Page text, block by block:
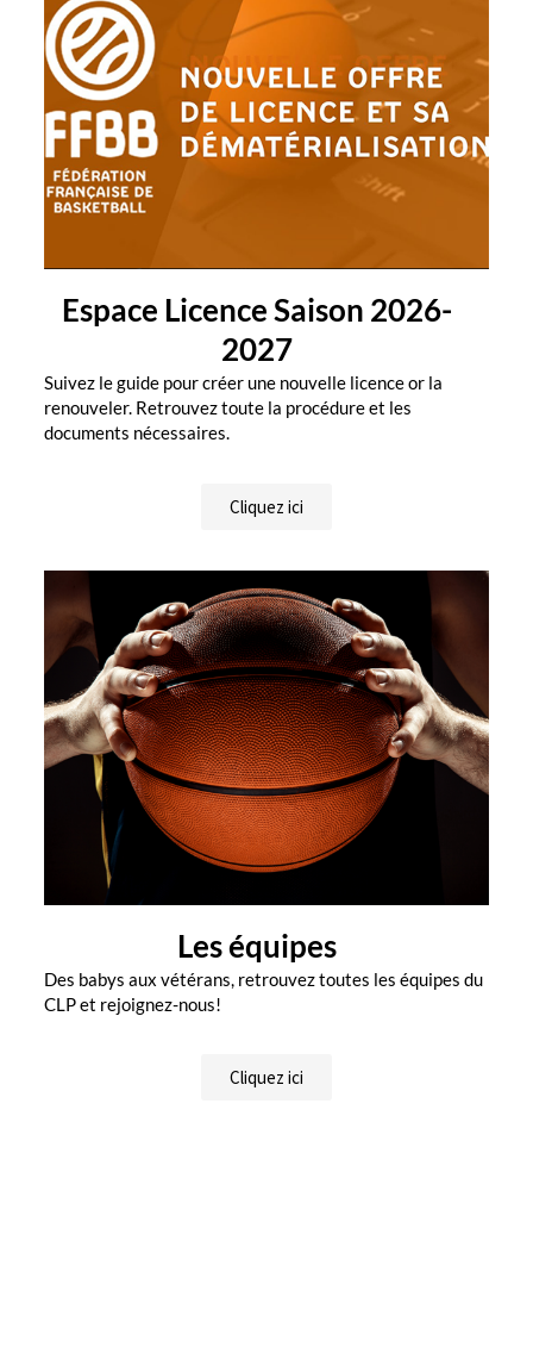
Espace Licence Saison 2026-
2027
Suivez le guide pour créer une nouvelle licence or la
renouveler. Retrouvez toute la procédure et les
documents nécessaires.
Cliquez ici
Les équipes
Des babys aux vétérans, retrouvez toutes les équipes du
CLP et rejoignez-nous!
Cliquez ici